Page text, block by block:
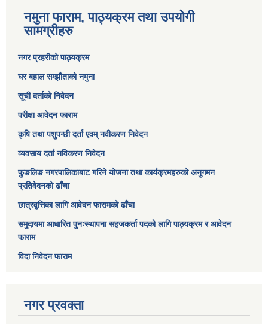
नमुना फाराम, पाठ्यक्रम तथा उपयोगी
सामग्रीहरु
नगर प्रहरीको पाठ्यक्रम
घर बहाल सम्झौताको नमुना
सूची दर्ताको निवेदन
परीक्षा आवेदन फाराम
कृषि तथा पशुपन्छी दर्ता एवम् नवीकरण निवेदन
व्यवसाय दर्ता नविकरण निवेदन
फुङलिङ नगरपालिकाबाट गरिने योजना तथा कार्यक्रमहरुको अनुगमन
प्रतिवेदनको ढाँचा
छात्रवृत्तिका लागि आवेदन फारामको ढाँचा
समुदायमा आधारित पुनःस्थापना सहजकर्ता पदको लागि पाठ्यक्रम र आवेदन
फाराम
विदा निवेदन फाराम
नगर प्रवक्ता